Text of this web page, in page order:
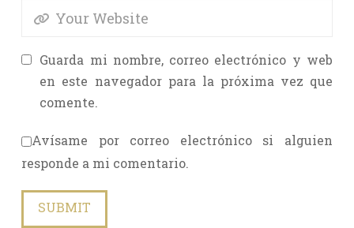
Guarda mi nombre, correo electrónico y web
en este navegador para la próxima vez que
comente.
Avísame por correo electrónico si alguien
responde a mi comentario.